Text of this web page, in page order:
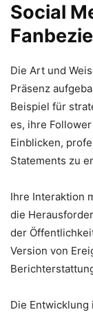
Social
Die Art und
Präsenz
Beispiel für
es, ihre
Einblicken,
Statements zu
Ihre Interaktion
die
der
Version von
Die